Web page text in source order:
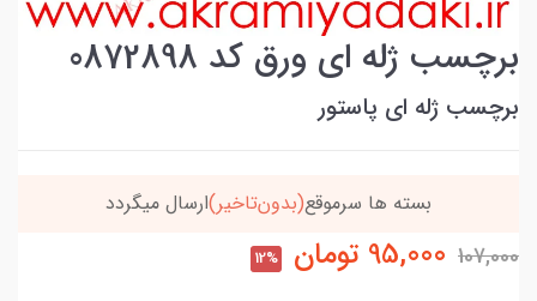
برچسب ژله ای ورق کد 0872898
برچسب ژله ای پاستور
خریدتو به5میلیون برسون،ارسالت‌رایگانه
107,000
95,000 تومان 12%